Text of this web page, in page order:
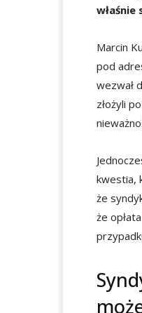
właśnie
Marcin
pod
wezwał
złożyli
kwestia,
że
że